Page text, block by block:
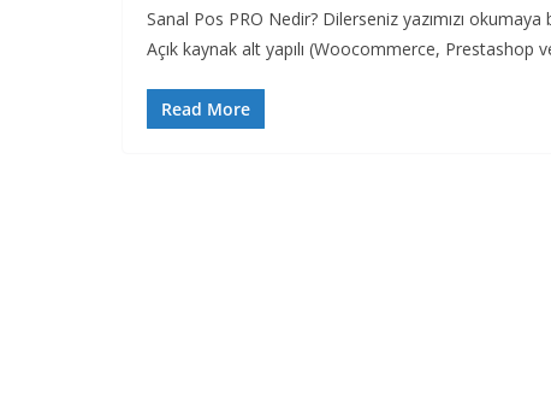
Sanal Pos PRO Nedir? Dilerseniz yazımızı
Açık kaynak alt yapılı (Woocommerce, Prestashop
Read More